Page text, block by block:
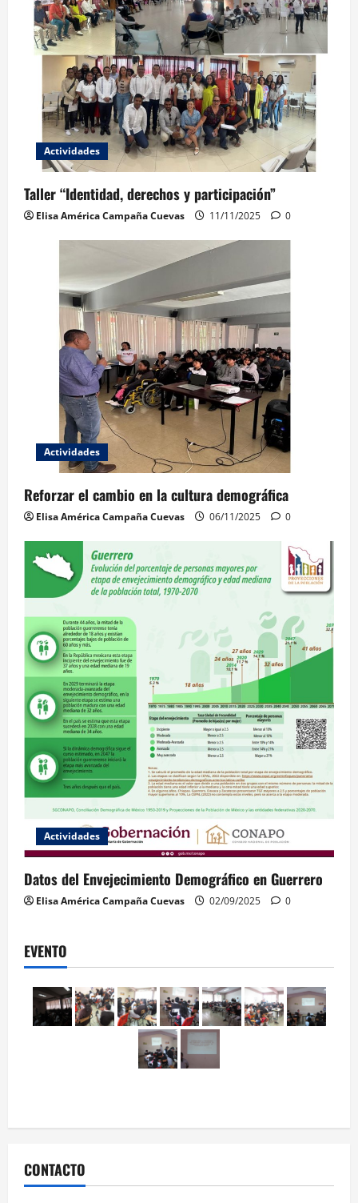
Actividades
Taller “Identidad, derechos y participación”
Elisa América Campaña Cuevas 11/11/2025 0
Actividades
Reforzar el cambio en la cultura demográfica
Elisa América Campaña Cuevas 06/11/2025 0
Actividades
Datos del Envejecimiento Demográfico en Guerrero
Elisa América Campaña Cuevas 02/09/2025 0
EVENTO
CONTACTO